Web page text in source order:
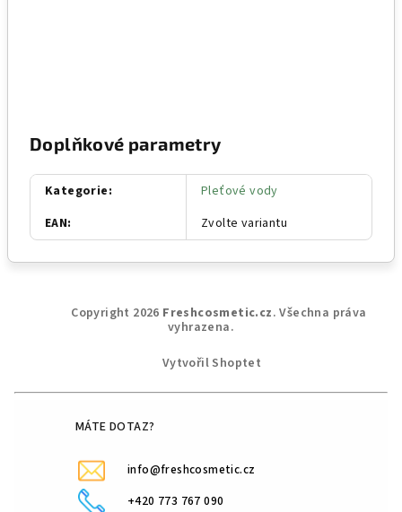
Doplňkové parametry
Kategorie:
Pleťové vody
EAN: Zvolte variantu
Copyright 2026 Freshcosmetic.cz. Všechna práva
vyhrazena.
Vytvořil Shoptet
MÁTE DOTAZ?
info@freshcosmetic.cz
+420 773 767 090